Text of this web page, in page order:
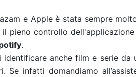
e Apple è stata sempre
il pieno controllo
.
identificare anche film e serie
Se infatti domandiamo